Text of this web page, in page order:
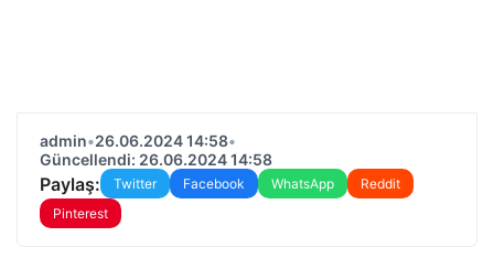
admin•26.06.2024 14:58•
Güncellendi: 26.06.2024 14:58
Paylaş: Twitter Facebook WhatsApp
Reddit
Pinterest